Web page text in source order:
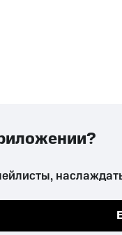
Мы используем